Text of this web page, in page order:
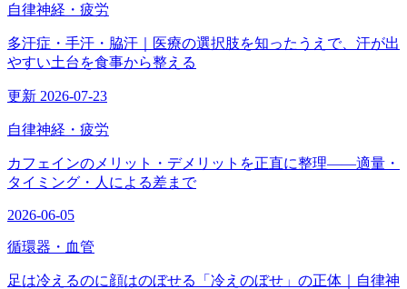
自律神経・疲労
多汗症・手汗・脇汗｜医療の選択肢を知ったうえで、汗が出
やすい土台を食事から整える
更新 2026-07-23
自律神経・疲労
カフェインのメリット・デメリットを正直に整理——適量・
タイミング・人による差まで
2026-06-05
循環器・血管
足は冷えるのに顔はのぼせる「冷えのぼせ」の正体｜自律神